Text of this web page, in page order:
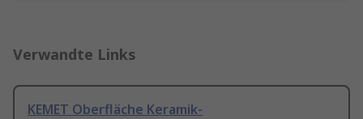
Verwandte Links
KEMET Oberfläche Keramik-